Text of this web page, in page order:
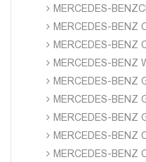
MERCEDES-
MERCEDES-BENZ
MERCEDES-BENZ
MERCEDES-BENZ
MERCEDES-BENZ
MERCEDES-BENZ
MERCEDES-BENZ
MERCEDES-BENZ
MERCEDES-BENZ